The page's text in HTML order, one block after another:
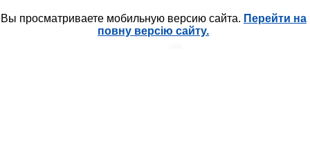
Вы просматриваете мобильную версию сайта. Перейти на
повну версію сайту.